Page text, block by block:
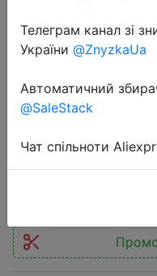
2022-07-04
Напольные
тока, 5
вентилятор
Телеграм канал зі
України @ZnyzkaUa
Автоматичний
@SaleStack
Чат спільноти